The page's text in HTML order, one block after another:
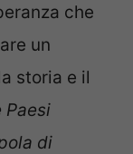
che
un
storia e il
Paesi
di